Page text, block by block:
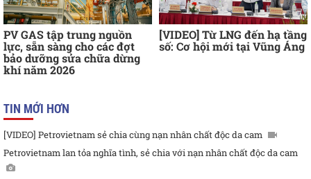
PV GAS tập trung nguồn
lực, sẵn sàng cho các đợt
bảo dưỡng sửa chữa dừng
khí năm 2026
[VIDEO] Từ LNG đến hạ tầng
số: Cơ hội mới tại Vũng Áng
TIN MỚI HƠN
[VIDEO] Petrovietnam sẻ chia cùng nạn nhân chất độc da cam
Petrovietnam lan tỏa nghĩa tình, sẻ chia với nạn nhân chất độc da cam